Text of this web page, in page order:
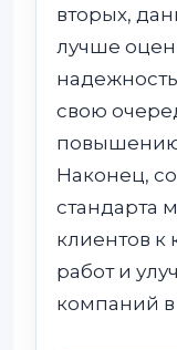
вторых,
лучше
свою
повышению
Наконец,
стандарта
клиентов к
работ и
компаний в